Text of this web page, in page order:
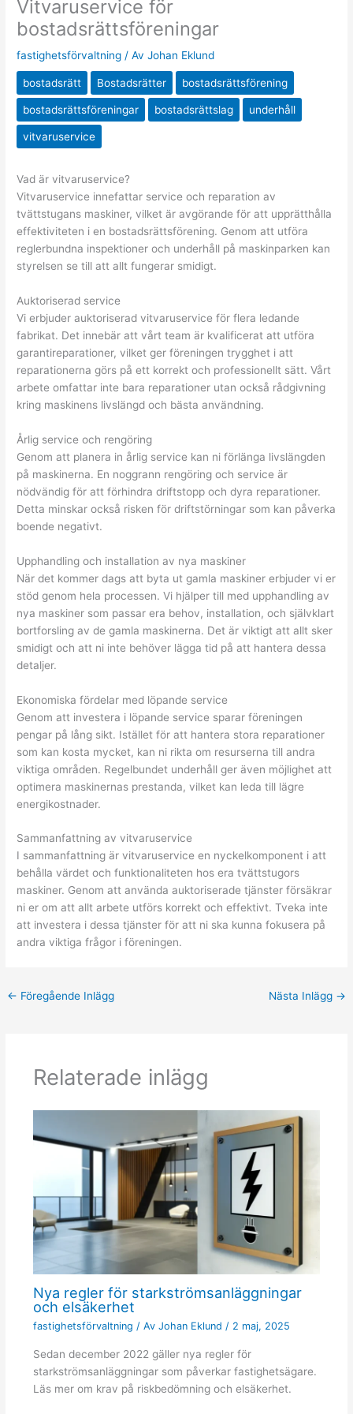
Vitvaruservice för
bostadsrättsföreningar
fastighetsförvaltning / AvJohan Eklund
bostadsrätt Bostadsrätter bostadsrättsförening
bostadsrättsföreningar bostadsrättslag underhåll
vitvaruservice
Vad är vitvaruservice?
Vitvaruservice innefattar service och reparation av
tvättstugans maskiner, vilket är avgörande för att upprätthålla
effektiviteten i en bostadsrättsförening. Genom att utföra
reglerbundna inspektioner och underhåll på maskinparken kan
styrelsen se till att allt fungerar smidigt.
Auktoriserad service
Vi erbjuder auktoriserad vitvaruservice för flera ledande
fabrikat. Det innebär att vårt team är kvalificerat att utföra
garantireparationer, vilket ger föreningen trygghet i att
reparationerna görs på ett korrekt och professionellt sätt. Vårt
arbete omfattar inte bara reparationer utan också rådgivning
kring maskinens livslängd och bästa användning.
Årlig service och rengöring
Genom att planera in årlig service kan ni förlänga livslängden
på maskinerna. En noggrann rengöring och service är
nödvändig för att förhindra driftstopp och dyra reparationer.
Detta minskar också risken för driftstörningar som kan påverka
boende negativt.
Upphandling och installation av nya maskiner
När det kommer dags att byta ut gamla maskiner erbjuder vi er
stöd genom hela processen. Vi hjälper till med upphandling av
nya maskiner som passar era behov, installation, och självklart
bortforsling av de gamla maskinerna. Det är viktigt att allt sker
smidigt och att ni inte behöver lägga tid på att hantera dessa
detaljer.
Ekonomiska fördelar med löpande service
Genom att investera i löpande service sparar föreningen
pengar på lång sikt. Istället för att hantera stora reparationer
som kan kosta mycket, kan ni rikta om resurserna till andra
viktiga områden. Regelbundet underhåll ger även möjlighet att
optimera maskinernas prestanda, vilket kan leda till lägre
energikostnader.
Sammanfattning av vitvaruservice
I sammanfattning är vitvaruservice en nyckelkomponent i att
behålla värdet och funktionaliteten hos era tvättstugors
maskiner. Genom att använda auktoriserade tjänster försäkrar
ni er om att allt arbete utförs korrekt och effektivt. Tveka inte
att investera i dessa tjänster för att ni ska kunna fokusera på
andra viktiga frågor i föreningen.
← Föregående Inlägg Nästa Inlägg →
Relaterade inlägg
Nya regler för starkströmsanläggningar
och elsäkerhet
fastighetsförvaltning / Av Johan Eklund / 2 maj, 2025
Sedan december 2022 gäller nya regler för
starkströmsanläggningar som påverkar fastighetsägare.
Läs mer om krav på riskbedömning och elsäkerhet.